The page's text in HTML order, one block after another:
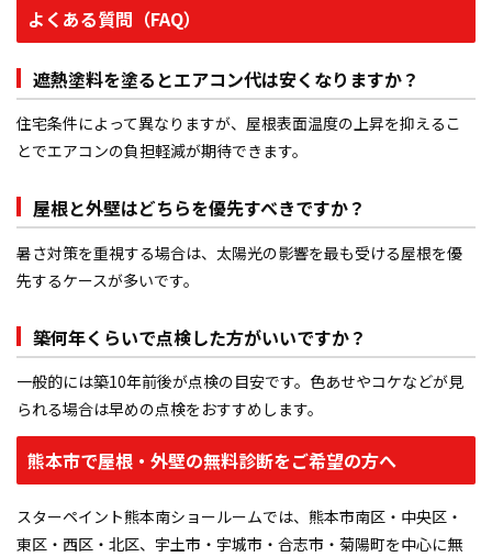
よくある質問（FAQ）
遮熱塗料を塗るとエアコン代は安くなりますか？
住宅条件によって異なりますが、屋根表面温度の上昇を抑えるこ
とでエアコンの負担軽減が期待できます。
屋根と外壁はどちらを優先すべきですか？
暑さ対策を重視する場合は、太陽光の影響を最も受ける屋根を優
先するケースが多いです。
築何年くらいで点検した方がいいですか？
一般的には築10年前後が点検の目安です。色あせやコケなどが見
られる場合は早めの点検をおすすめします。
熊本市で屋根・外壁の無料診断をご希望の方へ
スターペイント熊本南ショールームでは、熊本市南区・中央区・
東区・西区・北区、宇土市・宇城市・合志市・菊陽町を中心に無